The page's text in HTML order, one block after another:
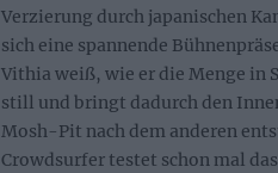
Verzierung durch japanischen
sich eine spannende
Vithia weiß, wie er die Menge
still und bringt dadurch den
Mosh-Pit nach dem anderen
Crowdsurfer testet schon mal